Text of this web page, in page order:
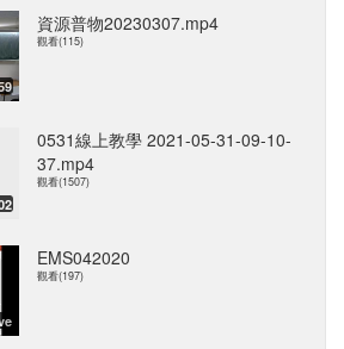
資源普物20230307.mp4
觀看(115)
0531線上教學 2021-05-31-09-10-
37.mp4
觀看(1507)
EMS042020
觀看(197)